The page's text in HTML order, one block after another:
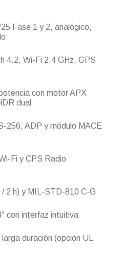
Fase 1 y 2, analógico,
4.2, Wi-Fi 2.4 GHz, GPS
con motor APX
dual
256, ADP y módulo MACE
Fi y CPS Radio
2 h) y MIL-STD-810 C-G
con interfaz intuitiva
duración (opción UL